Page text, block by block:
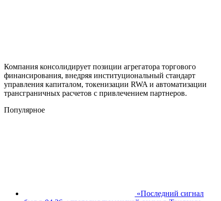
Компания консолидирует позиции агрегатора торгового
финансирования, внедряя институциональный стандарт
управления капиталом, токенизации RWA и автоматизации
трансграничных расчетов с привлечением партнеров.
Популярное
«Последний сигнал